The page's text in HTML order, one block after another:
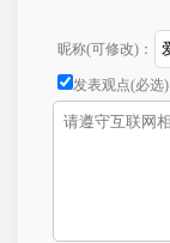
昵称(可修改)：
发表观点(必选)